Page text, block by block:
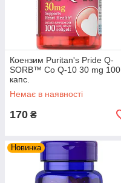
Коензим Puritan's Pride Q-
SORB™ Co Q-10 30 mg 100
капс.
Немає в наявності
170 ₴
Новинка